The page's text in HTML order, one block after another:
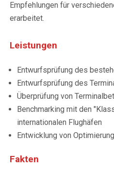
Empfehlungen für
erarbeitet.
Leistungen
Entwurfsprüfung des
Entwurfsprüfung des
Überprüfung von
Benchmarking mit den
internationalen Flughäfen
Entwicklung von
Fakten